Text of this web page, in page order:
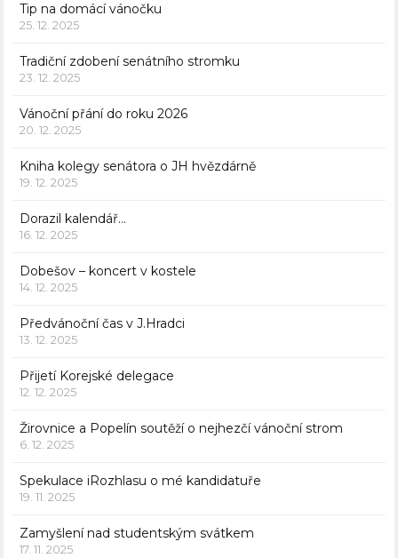
Tip na domácí vánočku
25. 12. 2025
Tradiční zdobení senátního stromku
23. 12. 2025
Vánoční přání do roku 2026
20. 12. 2025
Kniha kolegy senátora o JH hvězdárně
19. 12. 2025
Dorazil kalendář…
16. 12. 2025
Dobešov – koncert v kostele
14. 12. 2025
Předvánoční čas v J.Hradci
13. 12. 2025
Přijetí Korejské delegace
12. 12. 2025
Žirovnice a Popelín soutěží o nejhezčí vánoční strom
6. 12. 2025
Spekulace iRozhlasu o mé kandidatuře
19. 11. 2025
Zamyšlení nad studentským svátkem
17. 11. 2025